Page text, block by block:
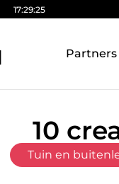
17:29:26
Partners
10
Tuin en